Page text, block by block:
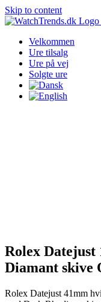
Skip to content
Velkommen
Ure tilsalg
Ure på vej
Solgte ure
Rolex Datejust
Diamant skive
Rolex Datejust 41mm